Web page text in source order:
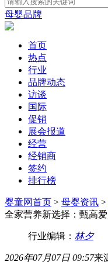
母婴品牌
首页
热点
行业
品牌动态
访谈
国际
促销
展会报道
经营
经销商
签约
排行榜
婴童网首页 > 母婴资讯 >
全家营养新选择：甄高
行业编辑： 林夕
2026年07月07日 09:57来